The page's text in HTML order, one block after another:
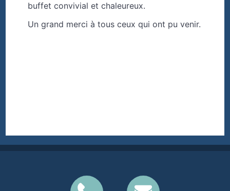
buffet convivial et chaleureux.
Un grand merci à tous ceux qui ont pu venir.